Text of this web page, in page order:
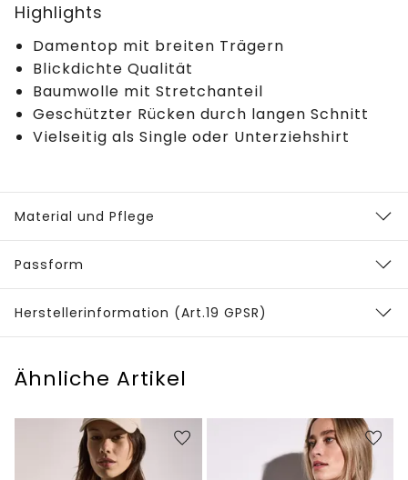
Highlights
Damentop mit breiten Trägern
Blickdichte Qualität
Baumwolle mit Stretchanteil
Geschützter Rücken durch langen Schnitt
Vielseitig als Single oder Unterziehshirt
Material und Pflege
Passform
Herstellerinformation (Art.19 GPSR)
Ähnliche Artikel